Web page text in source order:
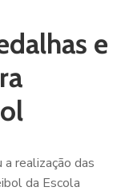
e
realização das
da Escola